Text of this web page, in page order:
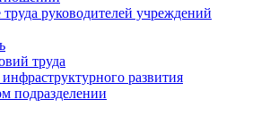
руководителей учреждений
труда
развития
подразделении